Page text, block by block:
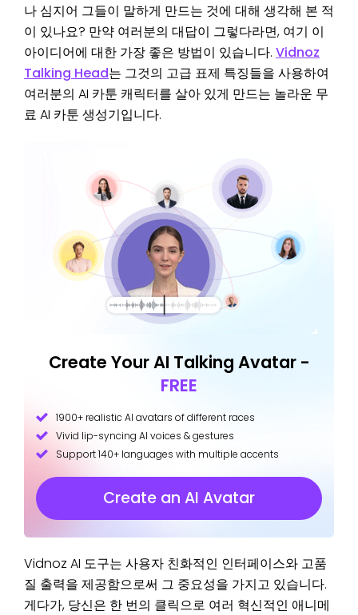
나 심지어 그들이 말하게 만드는 것에 대해 생각해 본 적
이 있나요? 만약 여러분의 대답이 그렇다라면, 여기 이
아이디어에 대한 가장 좋은 방법이 있습니다. Vidnoz
Talking Head는 그것의 고급 표제 특징들을 사용하여
여러분의 AI 카툰 캐릭터를 살아 있게 만드는 놀라운 무
료 AI 카툰 생성기입니다.
Create Your AI Talking Avatar -
FREE
1900+ realistic AI avatars of different races
Vivid lip-syncing AI voices & gestures
Support 140+ languages with multiple accents
Create an AI Avatar
Vidnoz AI 도구는 사용자 친화적인 인터페이스와 고품
질 출력을 제공함으로써 그 중요성을 가지고 있습니다.
게다가, 당신은 한 번의 클릭으로 여러 혁신적인 애니메